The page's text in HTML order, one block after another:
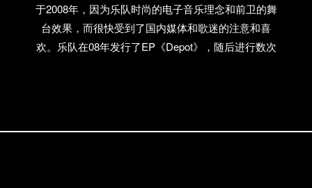
于2008年，因为乐队时尚的电子音乐理念和前卫的舞
台效果，而很快受到了国内媒体和歌迷的注意和喜
欢。乐队在08年发行了EP《Depot》，随后进行数次